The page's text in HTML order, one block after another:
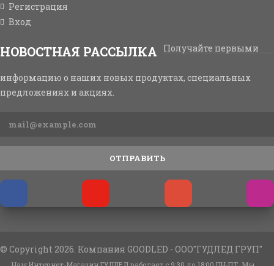
Регистрация
Вход
НОВОСТНАЯ РАССЫЛКА Получайте первыми
информацию о наших новых продуктах, специальных
предложениях и акциях.
ОТПРАВИТЬ
© Copyright 2026. Компания GOODLED - ООО"ГУДЛЕД ГРУП"